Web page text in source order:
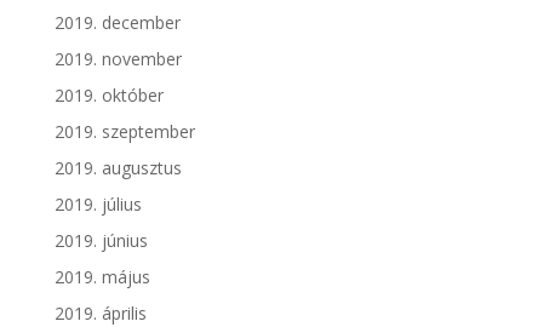
2019. december
2019. november
2019. október
2019. szeptember
2019. augusztus
2019. július
2019. június
2019. május
2019. április